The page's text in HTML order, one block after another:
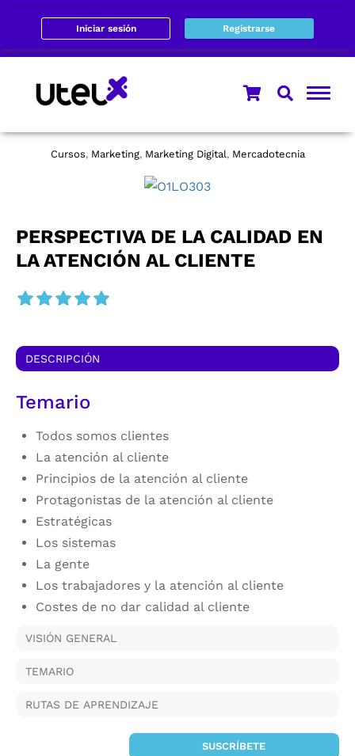
Iniciar sesión Registrarse
Cursos, Marketing, Marketing Digital, Mercadotecnia
PERSPECTIVA DE LA CALIDAD EN
LA ATENCIÓN AL CLIENTE
DESCRIPCIÓN
Temario
Todos somos clientes
La atención al cliente
Principios de la atención al cliente
Protagonistas de la atención al cliente
Estratégicas
Los sistemas
La gente
Los trabajadores y la atención al cliente
Costes de no dar calidad al cliente
VISIÓN GENERAL
TEMARIO
RUTAS DE APRENDIZAJE
SUSCRÍBETE